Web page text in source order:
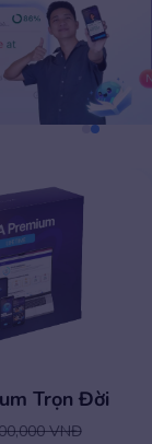
1 năm
VNĐ